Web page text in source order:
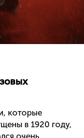
которые
в 1920 году,